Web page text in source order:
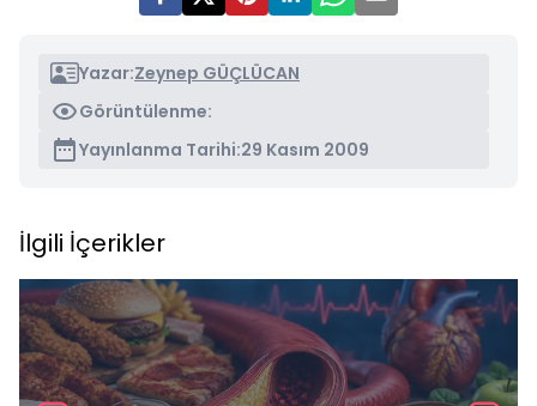
Yazar:Zeynep GÜÇLÜCAN
Görüntülenme:
Yayınlanma Tarihi:29 Kasım 2009
İlgili İçerikler